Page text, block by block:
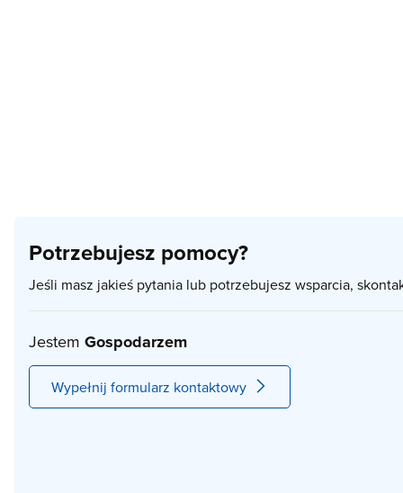
Potrzebujesz pomocy?
Jeśli masz jakieś pytania lub potrzebujesz wsparcia,
Jestem Gospodarzem
Wypełnij formularz kontaktowy